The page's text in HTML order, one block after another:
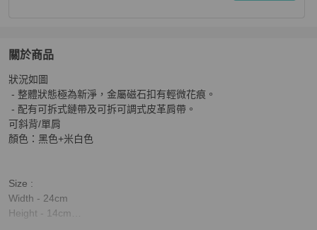
關於商品
關於LV Favorite單肩/斜背包(黑色)
狀況如圖
- 整體狀態極為新淨，金屬磁石扣有輕微花痕。
- 配有可拆式鏈帶及可拆可調式皮革肩帶。
可斜背/單肩
顏色：黑色+米白色
Size :
Width - 24cm
Height - 14cm